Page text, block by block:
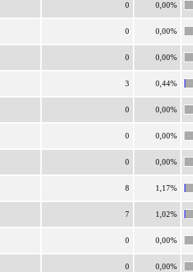
0 0,00%
0 0,00%
0 0,00%
3 0,44%
0 0,00%
0 0,00%
0 0,00%
8 1,17%
7 1,02%
0 0,00%
0 0,00%